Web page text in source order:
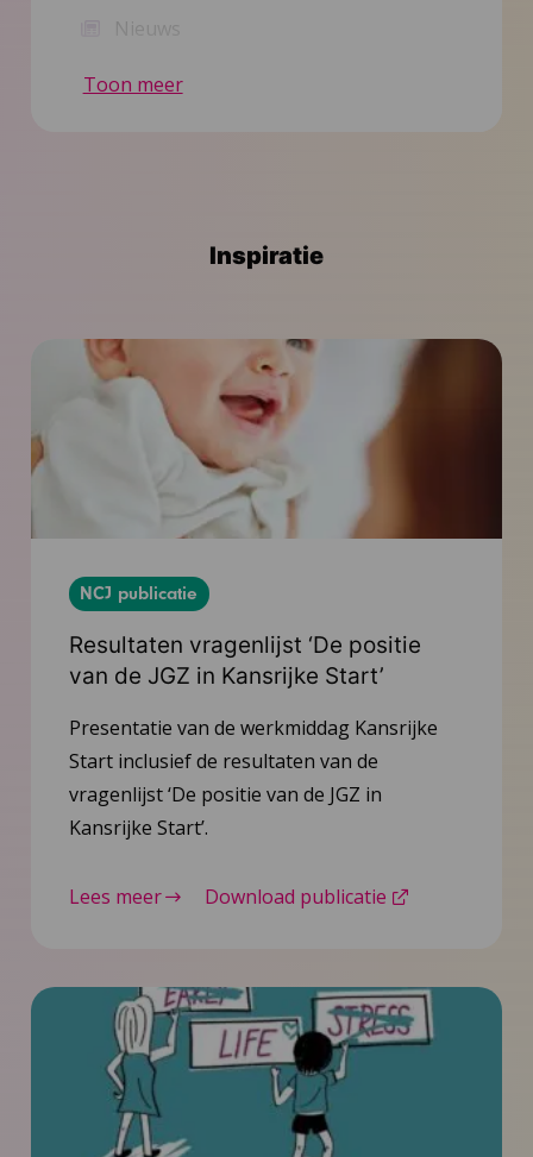
Nieuws
Inspiratie
Toon meer
Inspiratie
NCJ publicatie
Resultaten vragenlijst ‘De positie
van de JGZ in Kansrijke Start’
Presentatie van de werkmiddag Kansrijke
Start inclusief de resultaten van de
vragenlijst ‘De positie van de JGZ in
Kansrijke Start’.
Lees meer Download publicatie